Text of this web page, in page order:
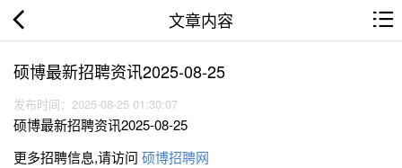
文章内容
硕博最新招聘资讯2025-08-25
发布时间：2025-08-25 01:30:07
硕博最新招聘资讯2025-08-25
更多招聘信息,请访问 硕博招聘网